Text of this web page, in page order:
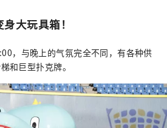
大玩具箱！
，与晚上的气氛完全不同，有各种供
和巨型扑克牌。